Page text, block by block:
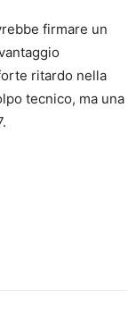
firmare un
ritardo nella
tecnico, ma una